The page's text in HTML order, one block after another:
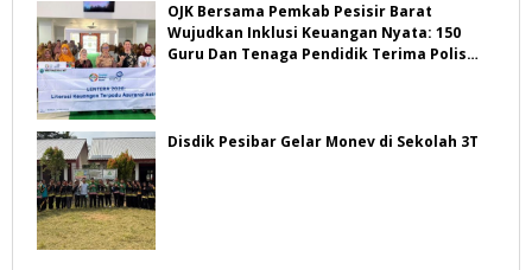
OJK Bersama Pemkab Pesisir Barat
Wujudkan Inklusi Keuangan Nyata: 150
Guru Dan Tenaga Pendidik Terima Polis
Disdik Pesibar Gelar Monev di Sekolah 3T